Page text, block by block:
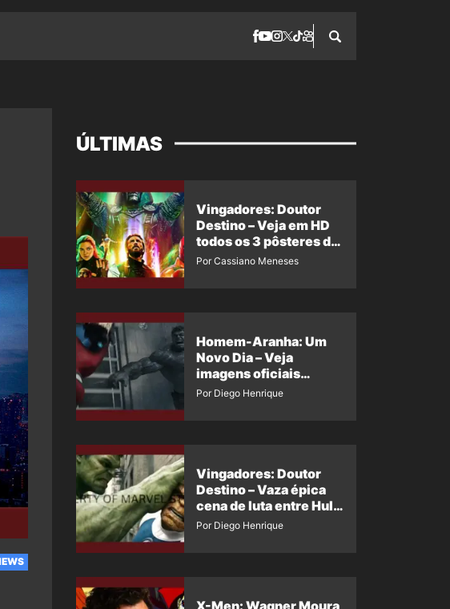
ÚLTIMAS
Vingadores: Doutor
Destino – Veja em HD
todos os 3 pôsteres de
‘Doomsday’ + 1 imagem
Por Cassiano Meneses
Homem-Aranha: Um
Novo Dia – Veja
imagens oficiais
descartadas do Hulk
Por Diego Henrique
Vingadores: Doutor
Destino – Vaza épica
cena de luta entre Hulk
e o Coisa
Por Diego Henrique
X-Men: Wagner Moura